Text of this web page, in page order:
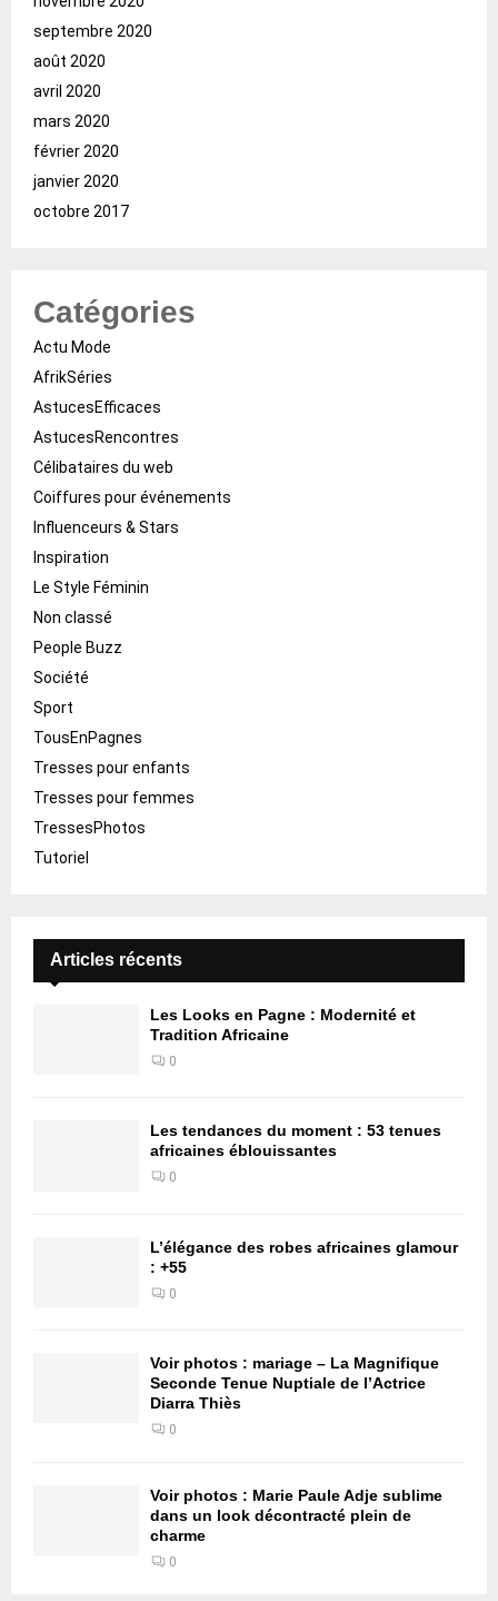
septembre 2020
août 2020
avril 2020
mars 2020
février 2020
janvier 2020
octobre 2017
Catégories
Actu Mode
AfrikSéries
AstucesEfficaces
AstucesRencontres
Célibataires du web
Coiffures pour événements
Influenceurs & Stars
Inspiration
Le Style Féminin
Non classé
People Buzz
Société
Sport
TousEnPagnes
Tresses pour enfants
Tresses pour femmes
TressesPhotos
Tutoriel
Articles récents
Les Looks en Pagne : Modernité et
Tradition Africaine
0
Les tendances du moment : 53 tenues
africaines éblouissantes
0
L’élégance des robes africaines glamour
: +55
0
Voir photos : mariage – La Magnifique
Seconde Tenue Nuptiale de l’Actrice
Diarra Thiès
0
Voir photos : Marie Paule Adje sublime
dans un look décontracté plein de
charme
0